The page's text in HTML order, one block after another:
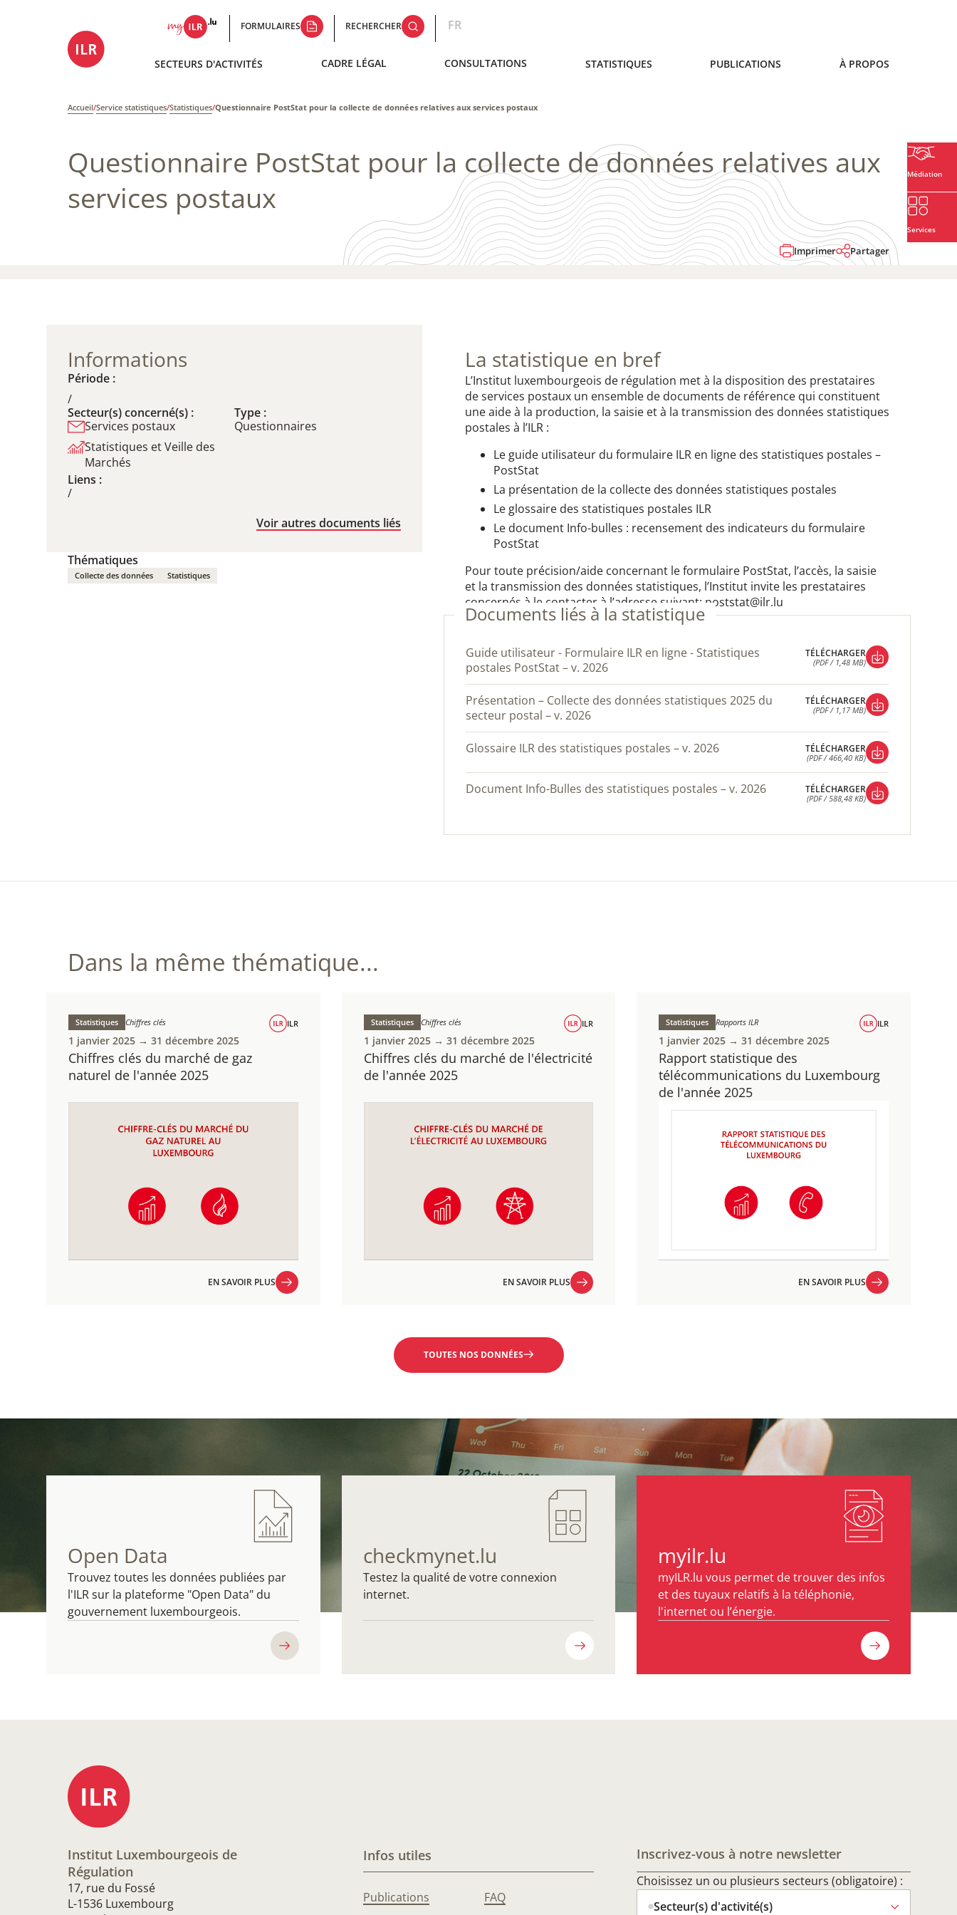
FORMULAIRES RECHERCHER FR
SECTEURS D'ACTIVITÉS CADRE LÉGAL CONSULTATIONS STATISTIQUES PUBLICATIONS À PROPOS
Accueil/Service statistiques/Statistiques/Questionnaire PostStat pour la collecte de données relatives aux services postaux
Médiation
Services
Questionnaire PostStat pour la collecte de données relatives aux
services postaux
Imprimer Partager
Informations
Période :
/
Secteur(s) concerné(s) :
Services postaux
Statistiques et Veille des
Marchés
Type :
Questionnaires
Liens :
/
Voir autres documents liés
Thématiques
Collecte des données Statistiques
La statistique en bref
L’Institut luxembourgeois de régulation met à la disposition des prestataires
de services postaux un ensemble de documents de référence qui constituent
une aide à la production, la saisie et à la transmission des données statistiques
postales à l’ILR :
Le guide utilisateur du formulaire ILR en ligne des statistiques postales –
PostStat
La présentation de la collecte des données statistiques postales
Le glossaire des statistiques postales ILR
Le document Info-bulles : recensement des indicateurs du formulaire
PostStat
Pour toute précision/aide concernant le formulaire PostStat, l’accès, la saisie
et la transmission des données statistiques, l’Institut invite les prestataires
concernés à le contacter à l’adresse suivant: poststat@ilr.lu
Documents liés à la statistique
Guide utilisateur - Formulaire ILR en ligne - Statistiques
postales PostStat – v. 2026
TÉLÉCHARGER
(PDF / 1,48 MB)
(PDF / 1,48 MB)
Présentation – Collecte des données statistiques 2025 du
secteur postal – v. 2026
TÉLÉCHARGER
(PDF / 1,17 MB)
(PDF / 1,17 MB)
Glossaire ILR des statistiques postales – v. 2026 TÉLÉCHARGER
(PDF / 466,40 KB)
TÉLÉCHARGER
Document Info-Bulles des statistiques postales – v. 2026 TÉLÉCHARGER
(PDF / 588,48 KB)
Dans la même thématique...
Chiffres clés du marché de gaz
naturel de l'année 2025
Statistiques Chiffres clés ILR
1 janvier 2025 → 31 décembre 2025
EN SAVOIR PLUS
Chiffres clés du marché de l'électricité
de l'année 2025
Statistiques Chiffres clés ILR
1 janvier 2025 → 31 décembre 2025
EN SAVOIR PLUS
Rapport statistique des
télécommunications du Luxembourg
de l'année 2025
Statistiques Rapports ILR ILR
1 janvier 2025 → 31 décembre 2025
EN SAVOIR PLUS
TOUTES NOS DONNÉES
Open Data
Trouvez toutes les données publiées par
l'ILR sur la plateforme "Open Data" du
gouvernement luxembourgeois.
checkmynet.lu
Testez la qualité de votre connexion
internet.
myilr.lu
myILR.lu vous permet de trouver des infos
et des tuyaux relatifs à la téléphonie,
l'internet ou l’énergie.
Institut Luxembourgeois de
Régulation
17, rue du Fossé
L-1536 Luxembourg
Infos utiles
Publications FAQ
Inscrivez-vous à notre newsletter
Choisissez un ou plusieurs secteurs (obligatoire) :
Secteur(s) d'activité(s)